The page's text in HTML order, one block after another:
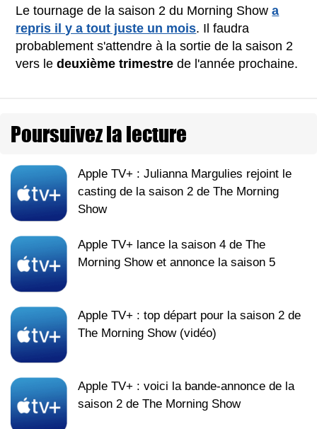
Le tournage de la saison 2 du Morning Showa
repris il y a tout juste un mois. Il faudra
probablement s'attendre à la sortie de la saison 2
vers ledeuxième trimestre de l'année prochaine.
Poursuivez la lecture
Apple TV+ : Julianna Margulies rejoint le
casting de la saison 2 de The Morning
Show
Apple TV+ lance la saison 4 de The
Morning Show et annonce la saison 5
Apple TV+ : top départ pour la saison 2 de
The Morning Show (vidéo)
Apple TV+ : voici la bande-annonce de la
saison 2 de The Morning Show